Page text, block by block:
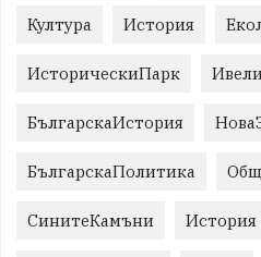
Култура История
ИсторическиПарк
БългарскаИстория
БългарскаПолитика
СинитеКамъни История